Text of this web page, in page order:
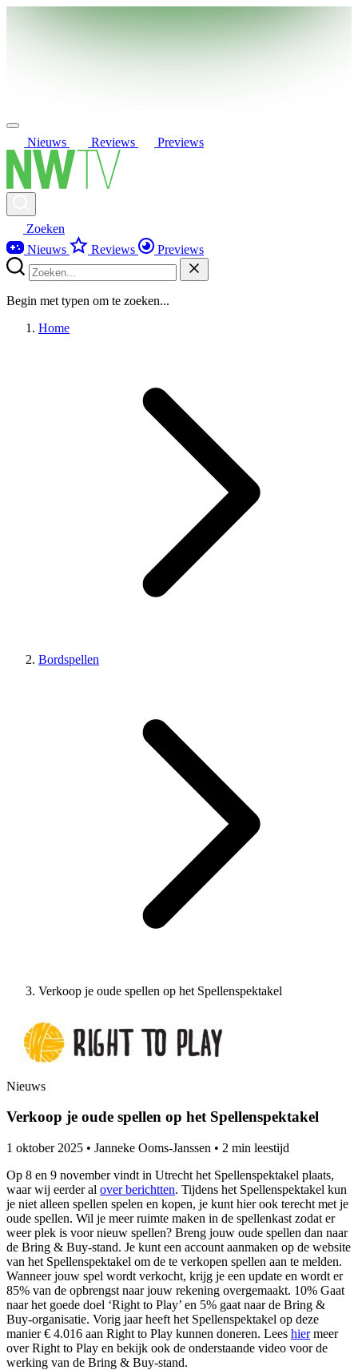
Nieuws Reviews Previews
Zoeken
Nieuws
Reviews Previews
Begin met typen om te zoeken...
Home
Bordspellen
Verkoop je oude spellen op het Spellenspektakel
Nieuws
Verkoop je oude spellen op het Spellenspektakel
1 oktober 2025 • Janneke Ooms-Janssen • 2 min leestijd
Op 8 en 9 november vindt in Utrecht het Spellenspektakel plaats,
waar wij eerder al over berichtten. Tijdens het Spellenspektakel kun
je niet alleen spellen spelen en kopen, je kunt hier ook terecht met je
oude spellen. Wil je meer ruimte maken in de spellenkast zodat er
weer plek is voor nieuw spellen? Breng jouw oude spellen dan naar
de Bring & Buy-stand. Je kunt een account aanmaken op de website
van het Spellenspektakel om de te verkopen spellen aan te melden.
Wanneer jouw spel wordt verkocht, krijg je een update en wordt er
85% van de opbrengst naar jouw rekening overgemaakt. 10% Gaat
naar het goede doel ‘Right to Play’ en 5% gaat naar de Bring &
Buy-organisatie. Vorig jaar heeft het Spellenspektakel op deze
manier € 4.016 aan Right to Play kunnen doneren. Lees hiermeer
over Right to Play en bekijk ook de onderstaande video voor de
werking van de Bring & Buy-stand.